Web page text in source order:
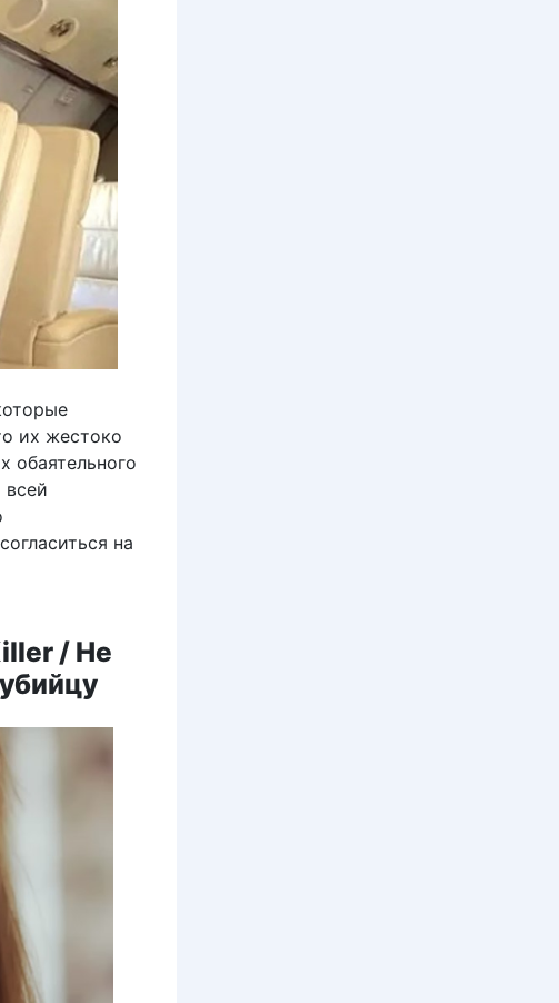
их жестоко
обаятельного
всей
на
/ Не